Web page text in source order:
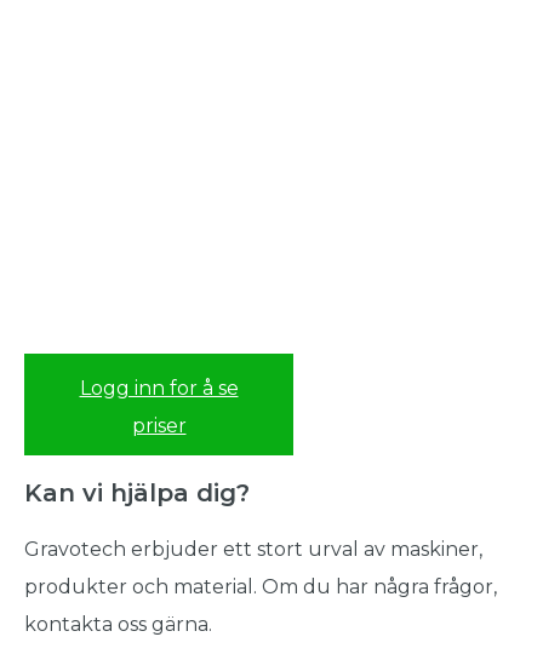
Logg inn for å se
priser
Kan vi hjälpa dig?
Gravotech erbjuder ett stort urval av maskiner,
produkter och material. Om du har några frågor,
kontakta oss gärna.